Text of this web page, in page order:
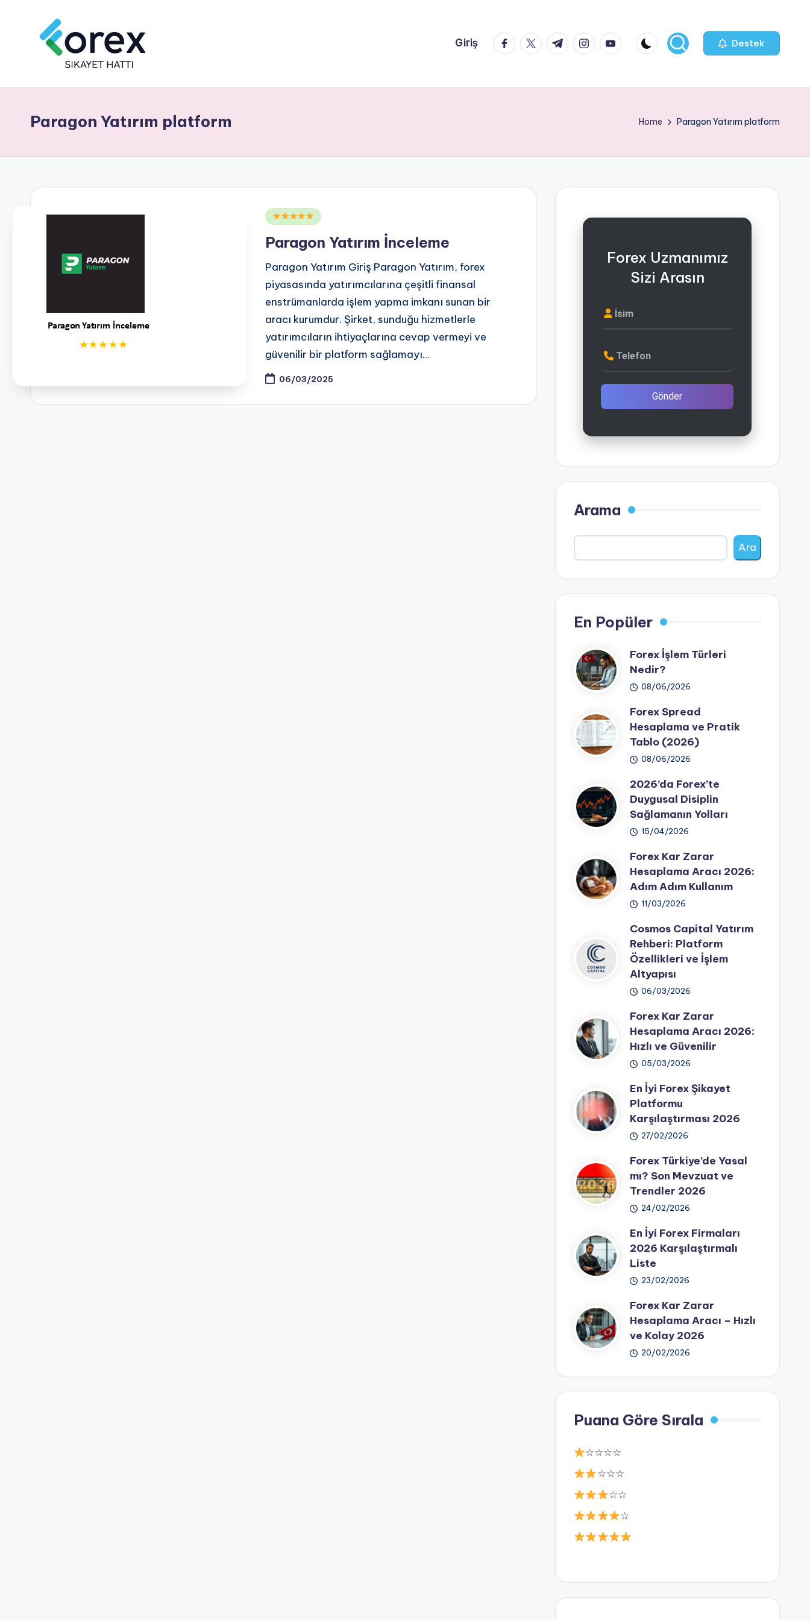
Giriş facebook.com
twitter.com
t.me instagram.com
youtube.com Destek
Paragon Yatırım platform Home Paragon Yatırım platform
Posted
Paragon Yatırım İnceleme
Paragon Yatırım Giriş Paragon Yatırım, forex
piyasasında yatırımcılarına çeşitli finansal
enstrümanlarda işlem yapma imkanı sunan bir
aracı kurumdur. Şirket, sunduğu hizmetlerle
yatırımcıların ihtiyaçlarına cevap vermeyi ve
güvenilir bir platform sağlamayı…
06/03/2025
Forex Uzmanımız
Sizi Arasın
İsim
Telefon
Gönder
Arama
Ara
En Popüler
Forex İşlem Türleri
Nedir?
08/06/2026
Forex Spread
Hesaplama ve Pratik
Tablo (2026)
08/06/2026
2026’da Forex’te
Duygusal Disiplin
Sağlamanın Yolları
15/04/2026
Forex Kar Zarar
Hesaplama Aracı 2026:
Adım Adım Kullanım
11/03/2026
Cosmos Capital Yatırım
Rehberi: Platform
Özellikleri ve İşlem
Altyapısı
06/03/2026
Forex Kar Zarar
Hesaplama Aracı 2026:
Hızlı ve Güvenilir
05/03/2026
En İyi Forex Şikayet
Platformu
Karşılaştırması 2026
27/02/2026
Forex Türkiye’de Yasal
mı? Son Mevzuat ve
Trendler 2026
24/02/2026
En İyi Forex Firmaları
2026 Karşılaştırmalı
Liste
23/02/2026
Forex Kar Zarar
Hesaplama Aracı – Hızlı
ve Kolay 2026
20/02/2026
Puana Göre Sırala
☆☆☆☆
☆☆☆
☆☆
☆